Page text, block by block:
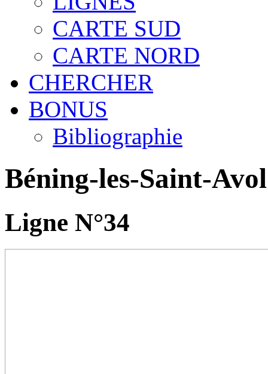
CARTE SUD
CARTE NORD
CHERCHER
BONUS
Bibliographie
Béning-les-Saint-
Ligne N°34